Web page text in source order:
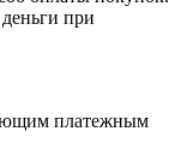
при
платежным